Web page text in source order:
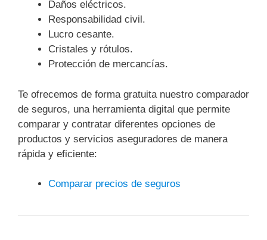
Daños eléctricos.
Responsabilidad civil.
Lucro cesante.
Cristales y rótulos.
Protección de mercancías.
Te ofrecemos de forma gratuita nuestro comparador
de seguros, una herramienta digital que permite
comparar y contratar diferentes opciones de
productos y servicios aseguradores de manera
rápida y eficiente:
Comparar precios de seguros